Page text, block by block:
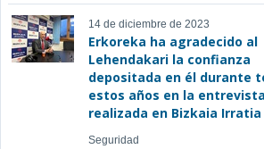
14 de diciembre de 2023
Erkoreka ha agradecido al
Lehendakari la confianza
depositada en él durante
estos años en la entrevista
realizada en Bizkaia Irratia
Seguridad